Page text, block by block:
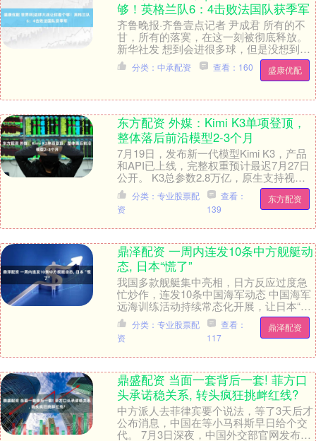
够！英格兰队6：4击败法国队获季军
齐鲁晚报·齐鲁壹点记者 尹成君 所有的不
甘，所有的落寞，在这一刻被彻底释放。
新华社发 想到会进很多球，但是没想到会
进这么多球！北京时间7月19日清晨，美加
墨世界....
盛康优配
分类：中承配资 查看：160
东方配资 外媒：Kimi K3单项登顶，
整体落后前沿模型2-3个月
7月19日，发布新一代模型Kimi K3，产品
和API已上线，完整权重预计最迟7月27日
公开。 K3总参数2.8万亿，原生支持视觉
输入，上下文窗口100万词元。....
东方配资
分类：专业股票配
资
查看：
139
鼎泽配资 一周内连发10条中方舰艇动
态, 日本“慌了”
我国多款舰艇集中亮相，日方反应过度急
忙炒作，连发10条中国海军动态 中国海军
远海训练活动持续常态化开展，让日本“慌
了”。6月25日至7月1日一周内，日本防卫
省统....
鼎泽配资
分类：专业股票配
资
查看：
117
鼎盛配资 当面一套背后一套! 菲方口
头承诺稳关系, 转头疯狂挑衅红线?
中方派人去菲律宾要个说法，等了3天后才
公布消息，中国在等小马科斯早日给个交
代。 7月3日深夜，中国外交部官网发布了